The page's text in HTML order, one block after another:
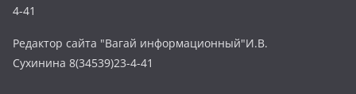
4-41
Редактор сайта "Вагай информационный"И.В.
Сухинина 8(34539)23-4-41